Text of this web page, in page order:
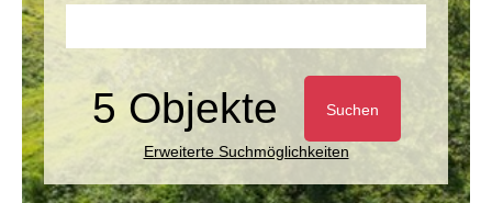
5 Objekte Suchen
Erweiterte Suchmöglichkeiten